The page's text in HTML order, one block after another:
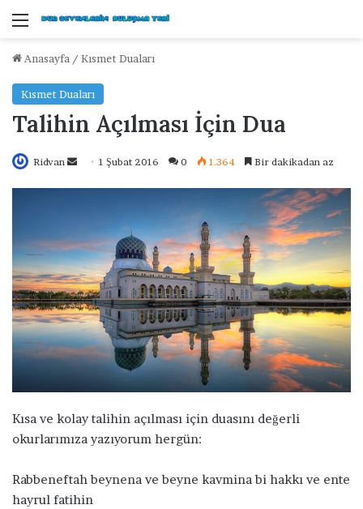
Menü
Anasayfa / Kısmet Duaları
Kısmet Duaları
Talihin Açılması İçin Dua
Ridvan
-
p
o
s
t
a
g
n
d
e
m
e
1 Şubat 2016 0 1.364 Bir dakikadan az
Kısa ve kolay talihin açılması için duasını değerli
okurlarımıza yazıyorum hergün:
Rabbeneftah beynena ve beyne kavmina bi hakkı ve ente
hayrul fatihin